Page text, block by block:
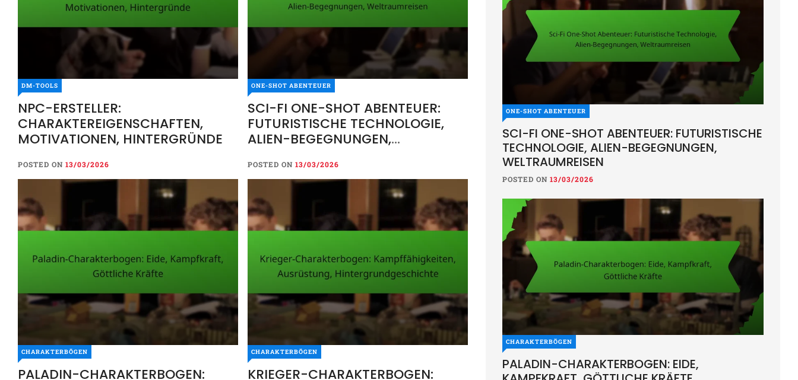
DM-TOOLS
NPC-ERSTELLER:
CHARAKTEREIGENSCHAFTEN,
MOTIVATIONEN, HINTERGRÜNDE
POSTED ON 13/03/2026
ONE-SHOT ABENTEUER
SCI-FI ONE-SHOT ABENTEUER:
FUTURISTISCHE TECHNOLOGIE,
ALIEN-BEGEGNUNGEN,
POSTED ON13/03/2026
CHARAKTERBÖGEN
PALADIN-CHARAKTERBOGEN:
CHARAKTERBÖGEN
KRIEGER-CHARAKTERBOGEN:
ONE-SHOT ABENTEUER
SCI-FI ONE-SHOT ABENTEUER: FUTURISTISCHE
TECHNOLOGIE, ALIEN-BEGEGNUNGEN,
WELTRAUMREISEN
POSTED ON13/03/2026
CHARAKTERBÖGEN
PALADIN-CHARAKTERBOGEN: EIDE,